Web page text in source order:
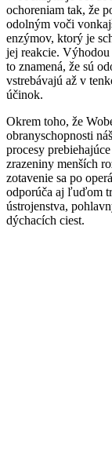
ochoreniam tak, že
odolným voči
enzýmov, ktorý je
jej reakcie. Výhodou
to znamená, že sú
vstrebávajú až v
účinok.
Okrem toho, že
obranyschopnosti
procesy
zrazeniny menších
zotavenie sa po
odporúča aj ľuďom
ústrojenstva,
dýchacích ciest.